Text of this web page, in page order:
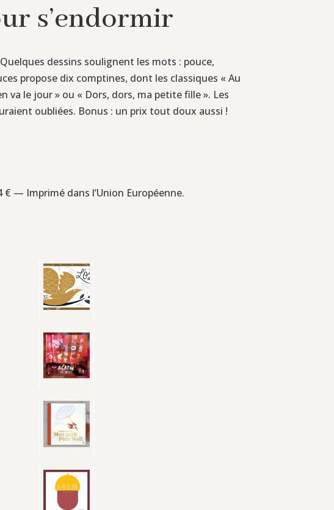
s’endormir
dessins soulignent les mots : pouce,
propose dix comptines, dont les classiques « Au
va le jour » ou « Dors, dors, ma petite fille ». Les
oubliées. Bonus : un prix tout doux aussi !
— Imprimé dans l’Union Européenne.